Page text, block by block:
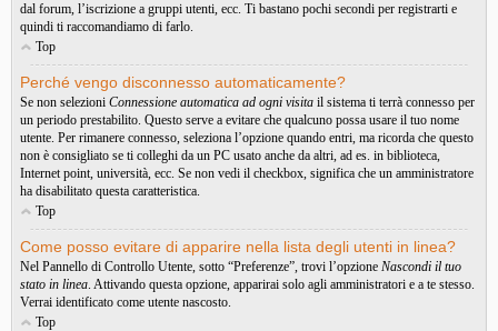
dal forum, l’iscrizione a gruppi utenti, ecc. Ti bastano pochi secondi per registrarti e
quindi ti raccomandiamo di farlo.
Top
Perché vengo disconnesso automaticamente?
Se non selezioni Connessione automatica ad ogni visita il sistema ti terrà connesso per
un periodo prestabilito. Questo serve a evitare che qualcuno possa usare il tuo nome
utente. Per rimanere connesso, seleziona l’opzione quando entri, ma ricorda che questo
non è consigliato se ti colleghi da un PC usato anche da altri, ad es. in biblioteca,
Internet point, università, ecc. Se non vedi il checkbox, significa che un amministratore
ha disabilitato questa caratteristica.
Top
Come posso evitare di apparire nella lista degli utenti in linea?
Nel Pannello di Controllo Utente, sotto “Preferenze”, trovi l’opzione Nascondi il tuo
stato in linea. Attivando questa opzione, apparirai solo agli amministratori e a te stesso.
Verrai identificato come utente nascosto.
Top